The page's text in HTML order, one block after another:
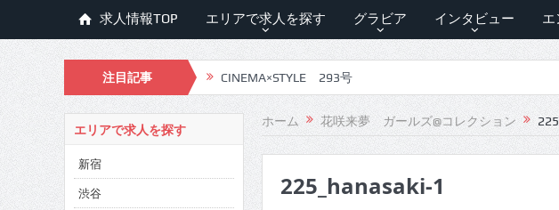
求人情報TOP エリアで求人を探す グラビア インタビュー エ
注目記事 CINEMA×STYLE 293号
CINEMA×STYLE 292号
CINEMA×STYLE 291号
CINEMA×STYLE 290号
ホーム 花咲来夢 ガールズ@コレクション
225_hanasaki-1
エリアで求人を探す
新宿
渋谷